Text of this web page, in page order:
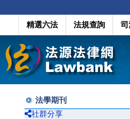
精選六法 法規查詢 司
法學期刊
社群分享